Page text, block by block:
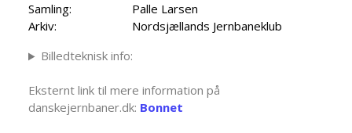
Samling:
Palle Larsen
Arkiv:
Nordsjællands Jernbaneklub
Billedteknisk info:
Eksternt link til mere information på
danskejernbaner.dk: Bonnet